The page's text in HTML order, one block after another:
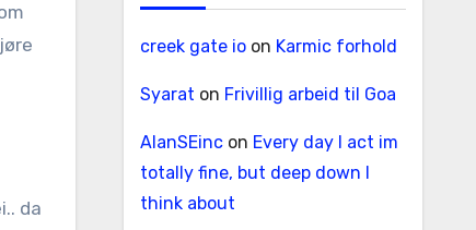
da
creek gate ioon Karmic forhold
Syarat on Frivillig arbeid til Goa
AlanSEincon Every day I act im
totally fine, but deep down I
think about